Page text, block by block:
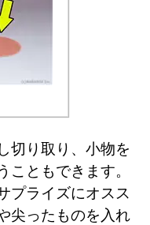
切り取り、小物を
こともできます。
プライズにオスス
尖ったものを入れ